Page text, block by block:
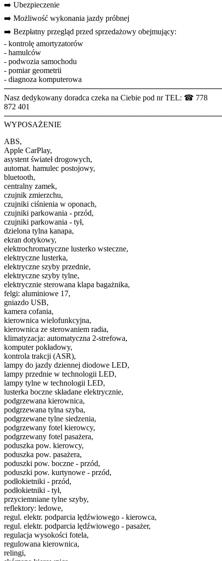
➡️ Ubezpieczenie
➡️ Możliwość wykonania jazdy próbnej
➡️ Bezpłatny przegląd przed sprzedażowy obejmujący:
- kontrolę amortyzatorów
- hamulców
- podwozia samochodu
- pomiar geometrii
- diagnoza komputerowa
Nasz dedykowany doradca czeka na Ciebie pod nr TEL: ☎ 778
872 401
WYPOSAŻENIE
ABS,
Apple CarPlay,
asystent świateł drogowych,
automat. hamulec postojowy,
bluetooth,
centralny zamek,
czujnik zmierzchu,
czujniki ciśnienia w oponach,
czujniki parkowania - przód,
czujniki parkowania - tył,
dzielona tylna kanapa,
ekran dotykowy,
elektrochromatyczne lusterko wsteczne,
elektryczne lusterka,
elektryczne szyby przednie,
elektryczne szyby tylne,
elektrycznie sterowana klapa bagażnika,
felgi: aluminiowe 17,
gniazdo USB,
kamera cofania,
kierownica wielofunkcyjna,
kierownica ze sterowaniem radia,
klimatyzacja: automatyczna 2-strefowa,
komputer pokładowy,
kontrola trakcji (ASR),
lampy do jazdy dziennej diodowe LED,
lampy przednie w technologii LED,
lampy tylne w technologii LED,
lusterka boczne składane elektrycznie,
podgrzewana kierownica,
podgrzewana tylna szyba,
podgrzewane tylne siedzenia,
podgrzewany fotel kierowcy,
podgrzewany fotel pasażera,
poduszka pow. kierowcy,
poduszka pow. pasażera,
poduszki pow. boczne - przód,
poduszki pow. kurtynowe - przód,
podłokietniki - przód,
podłokietniki - tył,
przyciemniane tylne szyby,
reflektory: ledowe,
regul. elektr. podparcia lędźwiowego - kierowca,
regul. elektr. podparcia lędźwiowego - pasażer,
regulacja wysokości fotela,
regulowana kierownica,
relingi,